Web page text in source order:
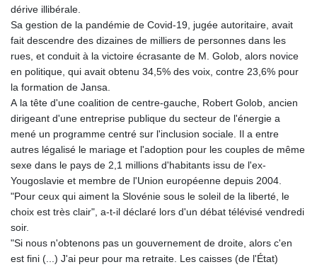
dérive illibérale.
Sa gestion de la pandémie de Covid-19, jugée autoritaire, avait
fait descendre des dizaines de milliers de personnes dans les
rues, et conduit à la victoire écrasante de M. Golob, alors novice
en politique, qui avait obtenu 34,5% des voix, contre 23,6% pour
la formation de Jansa.
A la tête d'une coalition de centre-gauche, Robert Golob, ancien
dirigeant d'une entreprise publique du secteur de l'énergie a
mené un programme centré sur l'inclusion sociale. Il a entre
autres légalisé le mariage et l'adoption pour les couples de même
sexe dans le pays de 2,1 millions d'habitants issu de l'ex-
Yougoslavie et membre de l'Union européenne depuis 2004.
"Pour ceux qui aiment la Slovénie sous le soleil de la liberté, le
choix est très clair", a-t-il déclaré lors d'un débat télévisé vendredi
soir.
"Si nous n'obtenons pas un gouvernement de droite, alors c'en
est fini (...) J'ai peur pour ma retraite. Les caisses (de l'État)